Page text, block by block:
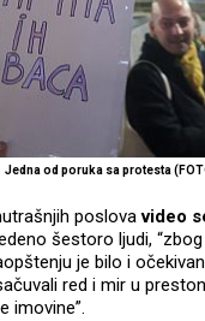
Jedna od poruka sa protesta
poslovavideo
šestoro ljudi,
je bilo i
red i mir u
imovine”.